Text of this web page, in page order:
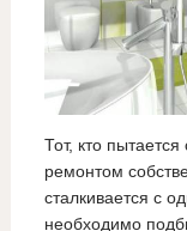
Тот, кто
ремонтом
сталкивается с
необходимо